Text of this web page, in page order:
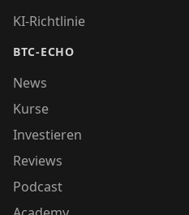
KI-Richtlinie
BTC-ECHO
News
Kurse
Investieren
Reviews
Podcast